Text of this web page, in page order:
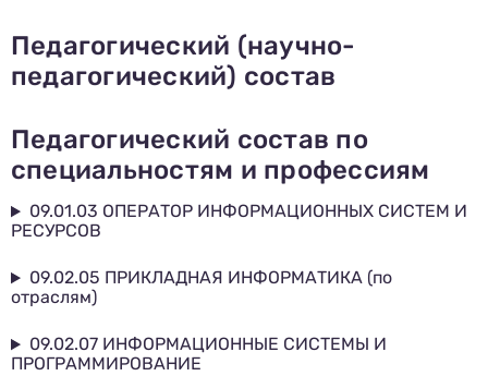
Педагогический (научно-
педагогический) состав
Педагогический состав по
специальностям и профессиям
09.01.03 ОПЕРАТОР ИНФОРМАЦИОННЫХ СИСТЕМ И
РЕСУРСОВ
09.02.05 ПРИКЛАДНАЯ ИНФОРМАТИКА (по
отраслям)
09.02.07 ИНФОРМАЦИОННЫЕ СИСТЕМЫ И
ПРОГРАММИРОВАНИЕ